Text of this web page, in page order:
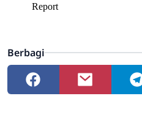
Berbagi